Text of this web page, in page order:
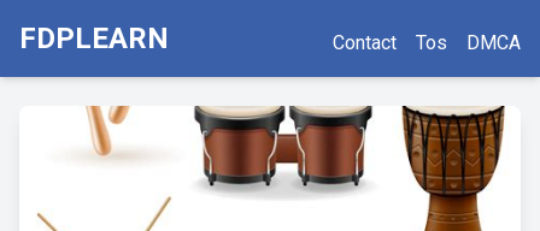
FDPLEARN Contact Tos DMCA